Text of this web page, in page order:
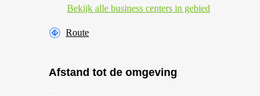
Bekijk alle business centers in gebied
Route
Afstand tot de omgeving